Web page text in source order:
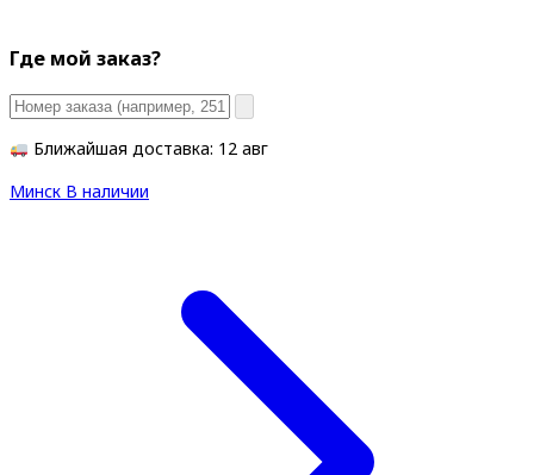
Где мой заказ?
Ближайшая доставка: 12 авг
Минск В наличии